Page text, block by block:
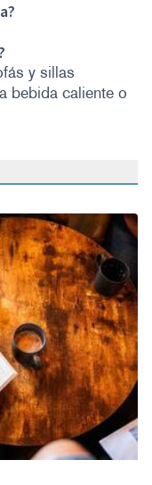
y sillas
bebida caliente o